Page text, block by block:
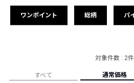
ワンポイント 総柄 パ
対象件数 : 2件
すべて 通常価格